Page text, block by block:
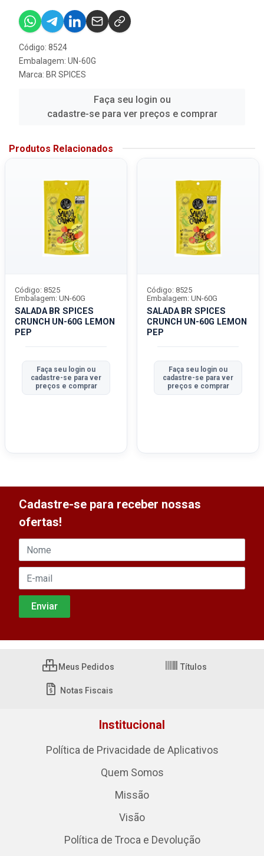
Código: 8524
Embalagem: UN-60G
Marca: BR SPICES
Faça seu login ou
cadastre-se para ver preços e comprar
Produtos Relacionados
SALADA BR SPICES
CRUNCH UN-60G LEMON
PEP
Código: 8525
Embalagem: UN-60G
Faça seu login ou
cadastre-se para ver
preços e comprar
SALADA BR SPICES
CRUNCH UN-60G LEMON
PEP
Código: 8525
Embalagem: UN-60G
Faça seu login ou
cadastre-se para ver
preços e comprar
Cadastre-se para receber nossas
ofertas!
Meus Pedidos Títulos
Notas Fiscais
Institucional
Política de Privacidade de Aplicativos
Quem Somos
Missão
Visão
Política de Troca e Devolução